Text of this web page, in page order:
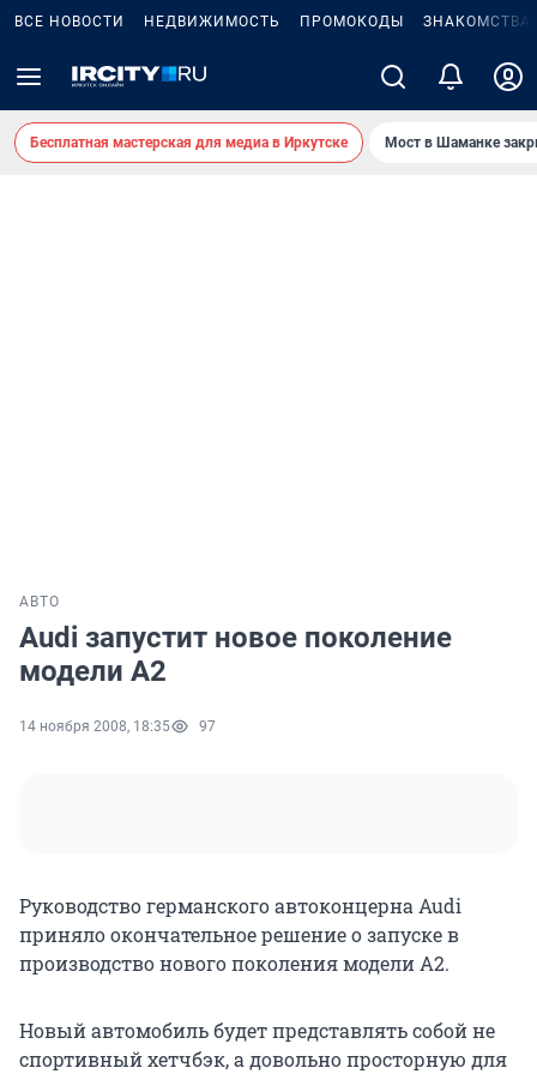
ВСЕ НОВОСТИ НЕДВИЖИМОСТЬ ПРОМОКОДЫ ЗНАКОМСТВА
Бесплатная мастерская для медиа в Иркутске Мост в Шаманке
АВТО
Audi запустит новое поколение
модели А2
14 ноября 2008, 18:35 97
Руководство германского автоконцерна Audi
приняло окончательное решение о запуске в
производство нового поколения модели А2.
Новый автомобиль будет представлять собой не
спортивный хетчбэк, а довольно просторную для